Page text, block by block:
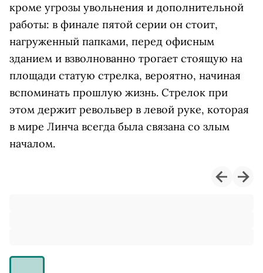
кроме угрозы увольнения и дополнительной
работы: в финале пятой серии он стоит,
нагруженный папками, перед офисным
зданием и взволнованно трогает стоящую на
площади статую стрелка, вероятно, начиная
вспоминать прошлую жизнь. Стрелок при
этом держит револьвер в левой руке, которая
в мире Линча всегда была связана со злым
началом.